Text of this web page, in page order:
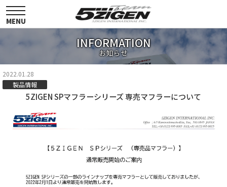
toggle
navigation
MENU
INFORMATION
お知らせ
2022.01.28
製品情報
5ZIGEN SPマフラーシリーズ 専売マフラーについて